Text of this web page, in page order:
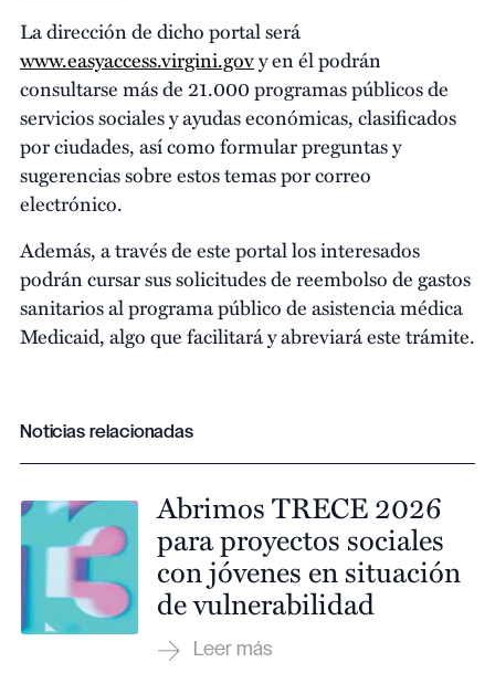
La dirección de dicho portal será
www.easyaccess.virgini.govy en él podrán
consultarse más de 21.000 programas públicos de
servicios sociales y ayudas económicas, clasificados
por ciudades, así como formular preguntas y
sugerencias sobre estos temas por correo
electrónico.
Además, a través de este portal los interesados
podrán cursar sus solicitudes de reembolso de gastos
sanitarios al programa público de asistencia médica
Medicaid, algo que facilitará y abreviará este trámite.
Noticias relacionadas
Abrimos TRECE 2026
para proyectos sociales
con jóvenes en situación
de vulnerabilidad